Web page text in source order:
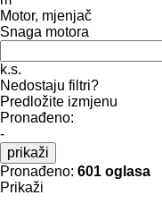
Motor, mjenjač
Snaga motora
k.s.
Nedostaju filtri?
Predložite izmjenu
Pronađeno:
-
prikaži
Pronađeno: 601 oglasa
Prikaži